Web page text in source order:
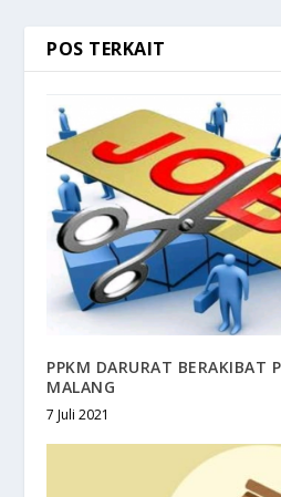
POS TERKAIT
PPKM DARURAT BERAKIBAT
MALANG
7 Juli 2021